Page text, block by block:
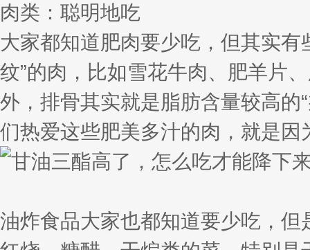
肉类：聪明地吃
大家都知道肥肉要少吃，但其实
纹”的肉，比如雪花牛肉、肥羊片
外，排骨其实就是脂肪含量较高的
们热爱这些肥美多汁的肉，就是因
油炸食品大家也都知道要少吃，但